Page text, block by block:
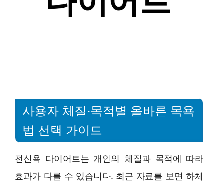
사용자 체질·목적별 올바른 목욕
법 선택 가이드
전신욕 다이어트는 개인의 체질과 목적에 따라
효과가 다를 수 있습니다. 최근 자료를 보면 하체